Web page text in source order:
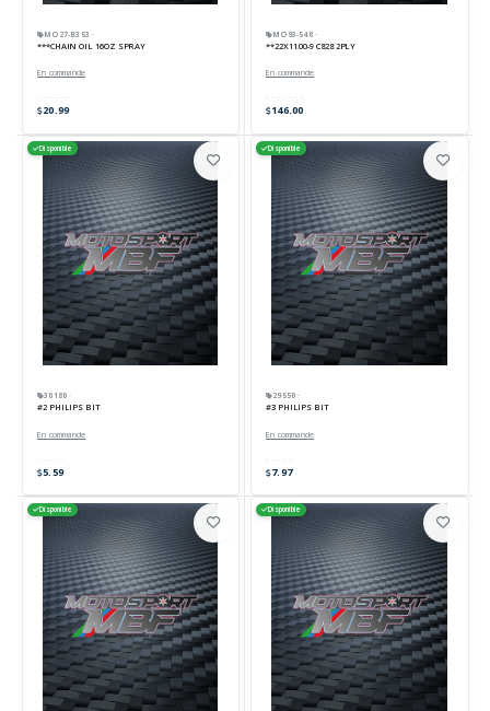
MO27-B353 ·
***CHAIN OIL 16OZ SPRAY
En commande
20.99
MO93-548 ·
**22X11.00-9 C828 2PLY
En commande
146.00
Disponible
30180 ·
#2 PHILIPS BIT
En commande
5.59
Disponible
29550 ·
#3 PHILIPS BIT
En commande
7.97
Disponible Disponible